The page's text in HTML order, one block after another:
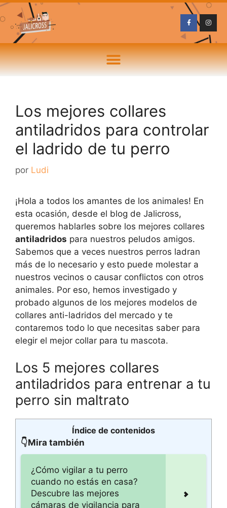
Los mejores collares
antiladridos para controlar
el ladrido de tu perro
por Ludi
¡Hola a todos los amantes de los animales! En
esta ocasión, desde el blog de Jalicross,
queremos hablarles sobre los mejores collares
antiladridos para nuestros peludos amigos.
Sabemos que a veces nuestros perros ladran
más de lo necesario y esto puede molestar a
nuestros vecinos o causar conflictos con otros
animales. Por eso, hemos investigado y
probado algunos de los mejores modelos de
collares anti-ladridos del mercado y te
contaremos todo lo que necesitas saber para
elegir el mejor collar para tu mascota.
Los 5 mejores collares
antiladridos para entrenar a tu
perro sin maltrato
Índice de contenidos
👇Mira también
¿Cómo vigilar a tu perro
cuando no estás en casa?
Descubre las mejores
cámaras de vigilancia para